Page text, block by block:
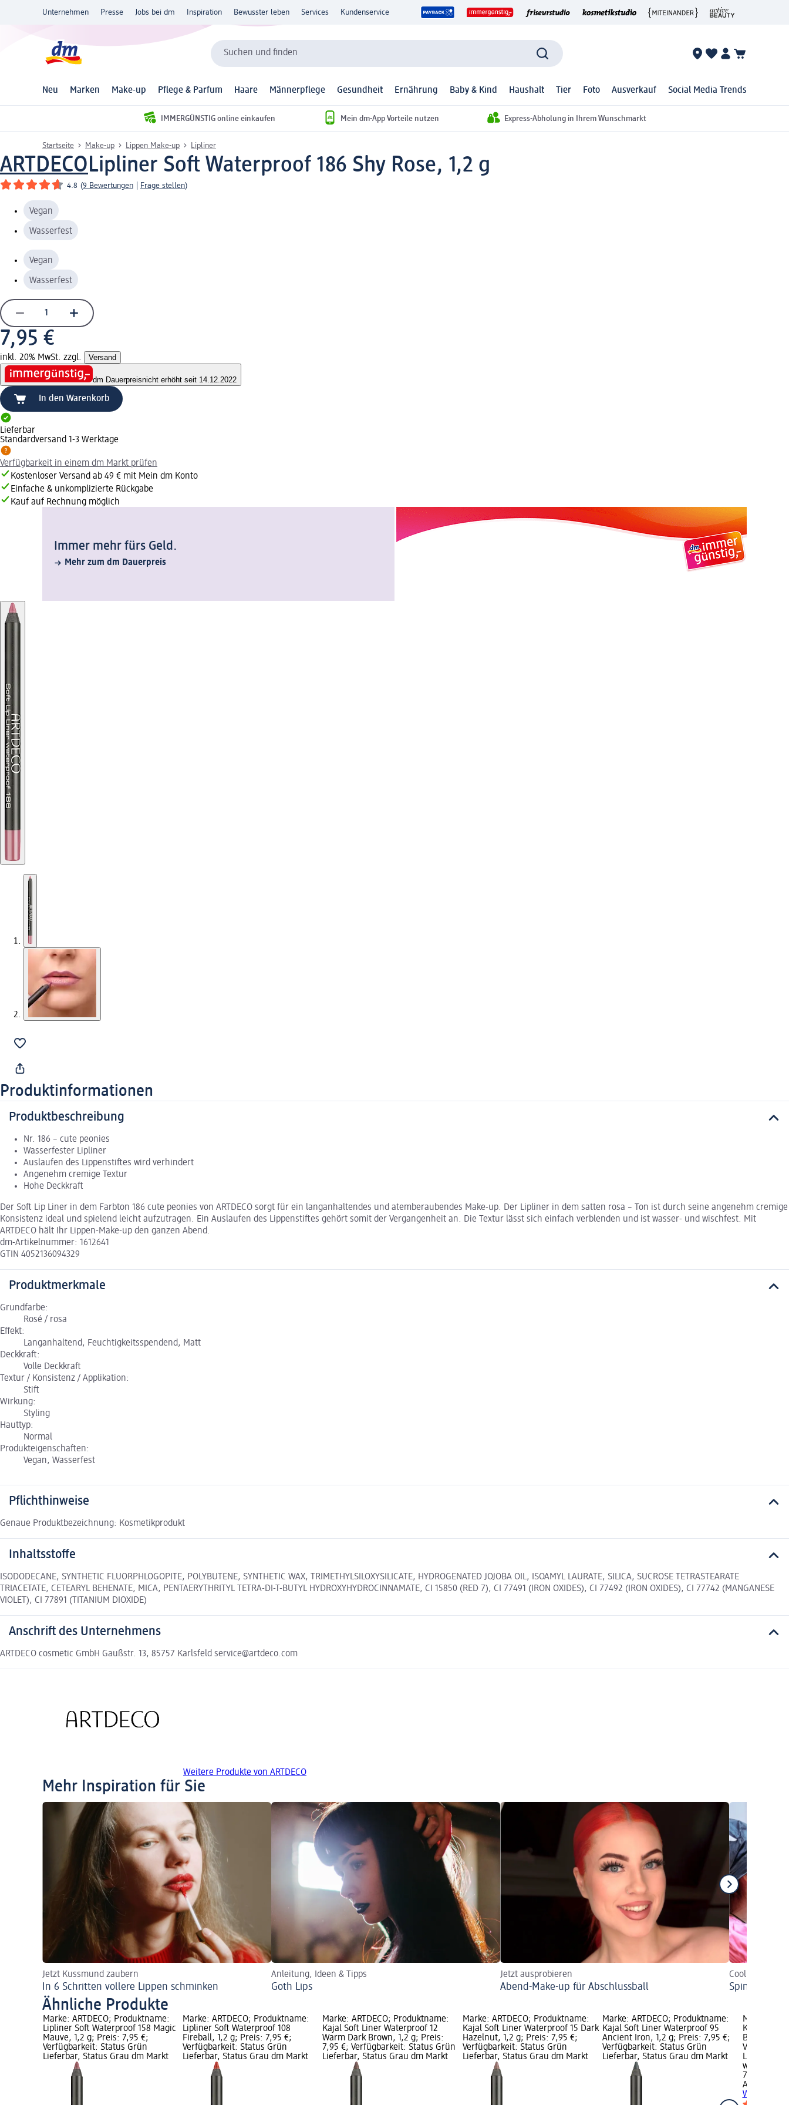
Unternehmen Presse Jobs bei dm Inspiration Bewusster leben Services Kundenservice
Suchen und finden
Neu Marken Make-up Pflege & Parfum Haare Männerpflege Gesundheit Ernährung Baby & Kind Haushalt Tier Foto Ausverkauf Social Media Trends
IMMERGÜNSTIG online einkaufen Mein dm-App Vorteile nutzen Express-Abholung in Ihrem Wunschmarkt
Startseite Make-up Lippen Make-up Lipliner
ARTDECOLipliner Soft Waterproof 186 Shy Rose, 1,2 g
4.8 (9 Bewertungen Frage stellen)
Vegan
Wasserfest
Vegan
Wasserfest
7,95 €
inkl. 20% MwSt. zzgl. Versand
dm Dauerpreisnicht erhöht seit 14.12.2022
In den Warenkorb
Lieferbar
Standardversand 1-3 Werktage
Verfügbarkeit in einem dm Markt prüfen
Kostenloser Versand ab 49 € mit Mein dm Konto
Einfache & unkomplizierte Rückgabe
Kauf auf Rechnung möglich
Immer mehr fürs Geld.
Mehr zum dm Dauerpreis
Produktinformationen
Produktbeschreibung
Nr. 186 – cute peonies
Wasserfester Lipliner
Auslaufen des Lippenstiftes wird verhindert
Angenehm cremige Textur
Hohe Deckkraft
Der Soft Lip Liner in dem Farbton 186 cute peonies von ARTDECO sorgt für ein langanhaltendes und atemberaubendes Make-up. Der Lipliner in dem satten rosa – Ton ist durch seine angenehm cremige
Konsistenz ideal und spielend leicht aufzutragen. Ein Auslaufen des Lippenstiftes gehört somit der Vergangenheit an. Die Textur lässt sich einfach verblenden und ist wasser- und wischfest. Mit
ARTDECO hält Ihr Lippen-Make-up den ganzen Abend.
dm-Artikelnummer: 1612641
GTIN 4052136094329
Produktmerkmale
Grundfarbe:
Rosé / rosa
Effekt:
Langanhaltend, Feuchtigkeitsspendend, Matt
Deckkraft:
Volle Deckkraft
Textur / Konsistenz / Applikation:
Stift
Wirkung:
Styling
Hauttyp:
Normal
Produkteigenschaften:
Vegan, Wasserfest
Pflichthinweise
Genaue Produktbezeichnung: Kosmetikprodukt
Inhaltsstoffe
ISODODECANE, SYNTHETIC FLUORPHLOGOPITE, POLYBUTENE, SYNTHETIC WAX, TRIMETHYLSILOXYSILICATE, HYDROGENATED JOJOBA OIL, ISOAMYL LAURATE, SILICA, SUCROSE TETRASTEARATE
TRIACETATE, CETEARYL BEHENATE, MICA, PENTAERYTHRITYL TETRA-DI-T-BUTYL HYDROXYHYDROCINNAMATE, CI 15850 (RED 7), CI 77491 (IRON OXIDES), CI 77492 (IRON OXIDES), CI 77742 (MANGANESE
VIOLET), CI 77891 (TITANIUM DIOXIDE)
Anschrift des Unternehmens
ARTDECO cosmetic GmbH Gaußstr. 13, 85757 Karlsfeld service@artdeco.com
Weitere Produkte von ARTDECO
Mehr Inspiration für Sie
Jetzt Kussmund zaubern
In 6 Schritten vollere Lippen schminken
Anleitung, Ideen & Tipps
Goth Lips
Jetzt ausprobieren
Abend-Make-up für Abschlussball
Cool
Spinnennetz
Ähnliche Produkte
Marke: ARTDECO; Produktname:
Lipliner Soft Waterproof 158 Magic
Mauve, 1,2 g; Preis: 7,95 €;
Verfügbarkeit: Status Grün
Lieferbar, Status Grau dm Markt
Marke: ARTDECO; Produktname:
Lipliner Soft Waterproof 108
Fireball, 1,2 g; Preis: 7,95 €;
Verfügbarkeit: Status Grün
Lieferbar, Status Grau dm Markt
Marke: ARTDECO; Produktname:
Kajal Soft Liner Waterproof 12
Warm Dark Brown, 1,2 g; Preis:
7,95 €; Verfügbarkeit: Status Grün
Lieferbar, Status Grau dm Markt
Marke: ARTDECO; Produktname:
Kajal Soft Liner Waterproof 15 Dark
Hazelnut, 1,2 g; Preis: 7,95 €;
Verfügbarkeit: Status Grün
Lieferbar, Status Grau dm Markt
Marke: ARTDECO; Produktname:
Kajal Soft Liner Waterproof 95
Ancient Iron, 1,2 g; Preis: 7,95 €;
Verfügbarkeit: Status Grün
Lieferbar, Status Grau dm Markt
Marke:
Kajal Soft
Black, 1,2
Lieferbar,
wählen
7,95 €
ARTDECO
Waterproof